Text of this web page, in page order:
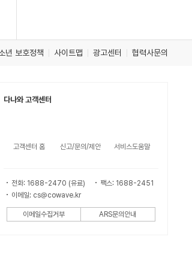
년 보호정책 사이트맵 광고센터 협력사문의
다나와 고객센터
고객센터 홈 신고/문의/제안 서비스도움말
전화: 1688-2470 (유료)
팩스: 1688-2451
이메일: cs@cowave.kr
이메일수집거부 ARS문의안내